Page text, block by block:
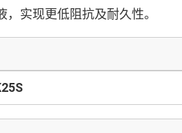
实现更低阻抗及耐久性。